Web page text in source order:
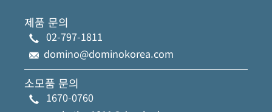
제품 문의
02-797-1811
domino@dominokorea.com
소모품 문의
1670-0760